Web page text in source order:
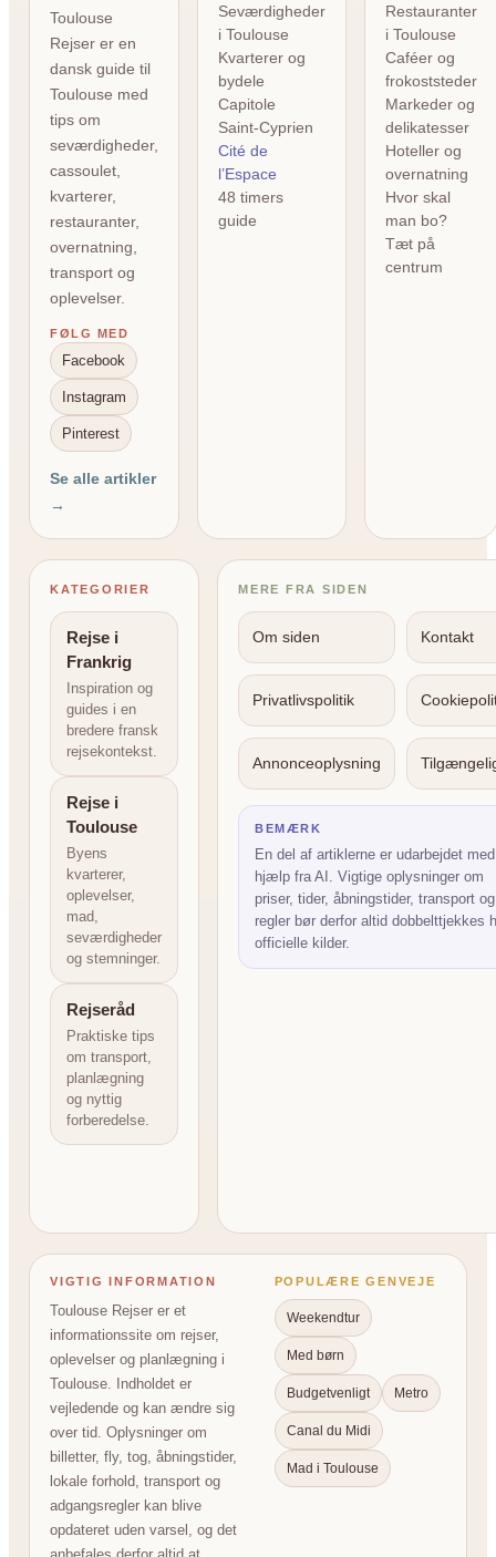
Toulouse
Rejser er en
dansk guide til
Toulouse med
tips om
seværdigheder,
cassoulet,
kvarterer,
restauranter,
overnatning,
transport og
oplevelser.
FØLG MED
Facebook
Instagram
Pinterest
Se alle artikler
→
Seværdigheder
i Toulouse
Kvarterer og
bydele
Capitole
Saint-Cyprien
Cité de
l’Espace
48 timers
guide
Restauranter
i Toulouse
Caféer og
frokoststeder
Markeder og
delikatesser
Hoteller og
overnatning
Hvor skal
man bo?
Tæt på
centrum
KATEGORIER
Rejse i
Frankrig
Inspiration og
guides i en
bredere fransk
rejsekontekst.
Rejse i
Toulouse
Byens
kvarterer,
oplevelser,
mad,
seværdigheder
og stemninger.
Rejseråd
Praktiske tips
om transport,
planlægning
og nyttig
forberedelse.
MERE FRA SIDEN
Om siden Kontakt
Privatlivspolitik
Annonceoplysning
BEMÆRK
En del af artiklerne er udarbejdet med
hjælp fra AI. Vigtige oplysninger om
priser, tider, åbningstider, transport og
regler bør derfor altid dobbelttjekkes
officielle kilder.
VIGTIG INFORMATION
Toulouse Rejser er et
informationssite om rejser,
oplevelser og planlægning i
Toulouse. Indholdet er
vejledende og kan ændre sig
over tid. Oplysninger om
billetter, fly, tog, åbningstider,
lokale forhold, transport og
adgangsregler kan blive
opdateret uden varsel, og det
POPULÆRE GENVEJE
Weekendtur
Med børn
Budgetvenligt Metro
Canal du Midi
Mad i Toulouse